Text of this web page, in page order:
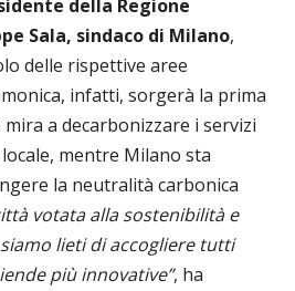
della Regione
Sala, sindaco di Milano,
delle rispettive aree
infatti, sorgerà la prima
a decarbonizzare i servizi
mentre Milano sta
la neutralità carbonica
votata alla sostenibilità e
lieti di accogliere tutti
più innovative”, ha